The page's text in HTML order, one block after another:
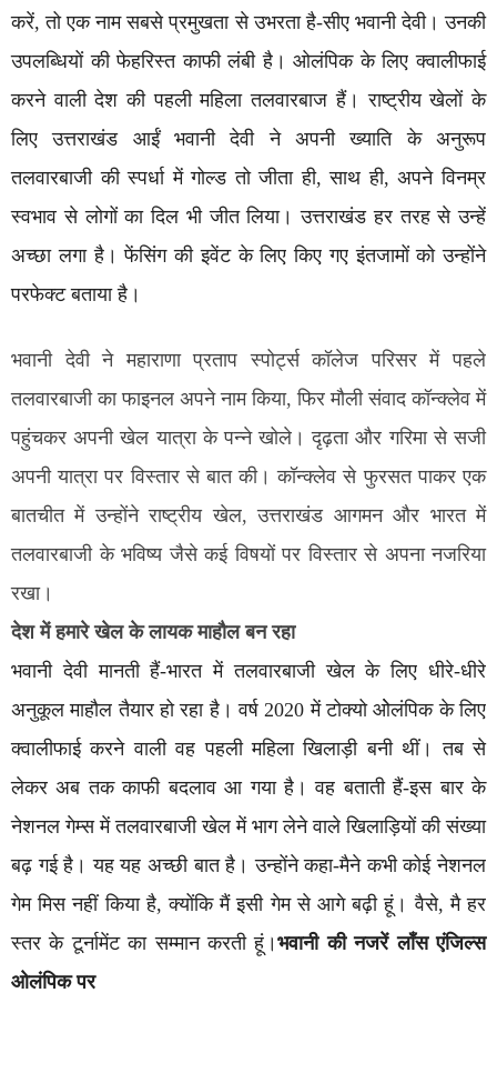
करें, तो एक नाम सबसे प्रमुखता से उभरता है-सीए भवानी देवी। उनकी
उपलब्धियों की फेहरिस्त काफी लंबी है। ओलंपिक के लिए क्वालीफाई
करने वाली देश की पहली महिला तलवारबाज हैं। राष्ट्रीय खेलों के
लिए उत्तराखंड आईं भवानी देवी ने अपनी ख्याति के अनुरूप
तलवारबाजी की स्पर्धा में गोल्ड तो जीता ही, साथ ही, अपने विनम्र
स्वभाव से लोगों का दिल भी जीत लिया। उत्तराखंड हर तरह से उन्हें
अच्छा लगा है। फेंसिंग की इवेंट के लिए किए गए इंतजामों को उन्होंने
परफेक्ट बताया है।
भवानी देवी ने महाराणा प्रताप स्पोर्ट्स कॉलेज परिसर में पहले
तलवारबाजी का फाइनल अपने नाम किया, फिर मौली संवाद कॉन्क्लेव में
पहुंचकर अपनी खेल यात्रा के पन्ने खोले। दृढ़ता और गरिमा से सजी
अपनी यात्रा पर विस्तार से बात की। कॉन्क्लेव से फुरसत पाकर एक
बातचीत में उन्होंने राष्ट्रीय खेल, उत्तराखंड आगमन और भारत में
तलवारबाजी के भविष्य जैसे कई विषयों पर विस्तार से अपना नजरिया
रखा।
देश में हमारे खेल के लायक माहौल बन रहा
भवानी देवी मानती हैं-भारत में तलवारबाजी खेल के लिए धीरे-धीरे
अनुकूल माहौल तैयार हो रहा है। वर्ष 2020 में टोक्यो ओेलंपिक के लिए
क्वालीफाई करने वाली वह पहली महिला खिलाड़ी बनी थीं। तब से
लेकर अब तक काफी बदलाव आ गया है। वह बताती हैं-इस बार के
नेशनल गेम्स में तलवारबाजी खेल में भाग लेने वाले खिलाड़ियों की संख्या
बढ़ गई है। यह यह अच्छी बात है। उन्होंने कहा-मैने कभी कोई नेशनल
गेम मिस नहीं किया है, क्योंकि मैं इसी गेम से आगे बढ़ी हूं। वैसे, मै हर
स्तर के टूर्नामेंट का सम्मान करती हूं।भवानी की नजरें लॉंस एंजिल्स
ओलंपिक पर